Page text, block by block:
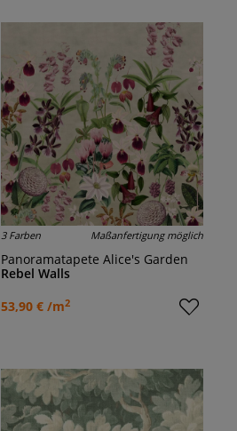
3 Farben Maßanfertigung möglich
Panoramatapete Alice's Garden
Rebel Walls
53,90 € /m2